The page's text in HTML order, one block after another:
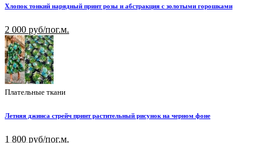
Хлопок тонкий нарядный принт розы и абстракция с золотыми горошками
2 000 руб/пог.м.
Плательные ткани
Летняя джинса стрейч принт растительный рисунок на черном фоне
1 800 руб/пог.м.